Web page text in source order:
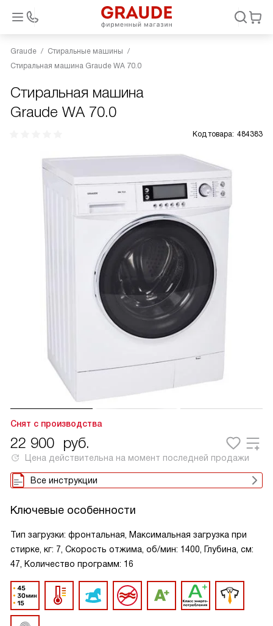
Graude
Стиральные машины
Стиральная машина Graude WA 70.0
Стиральная машина
Graude WA 70.0
Код товара: 484383
Снят с производства
22 900 руб.
Цена действительна на момент последней продажи
Все инструкции
Ключевые особенности
Тип загрузки: фронтальная, Максимальная загрузка при
стирке, кг: 7, Скорость отжима, об/мин: 1400, Глубина, см:
47, Количество программ: 16